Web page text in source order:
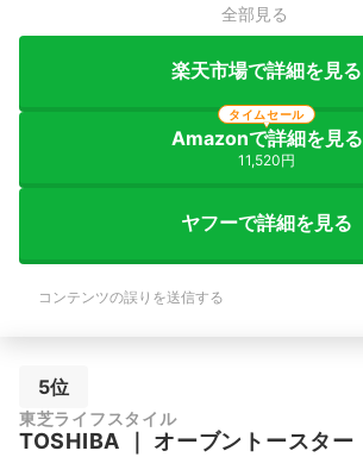
全部見る
楽天市場で詳細を見る
Amazonで詳細を見る
11,520円
タイムセール
ヤフーで詳細を見る
コンテンツの誤りを送信する
5位
東芝ライフスタイル
TOSHIBA ｜ オーブントースター